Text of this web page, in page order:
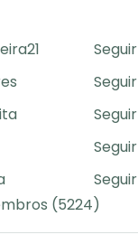
Seguir
Seguir
Seguir
Seguir
Seguir
(5224)